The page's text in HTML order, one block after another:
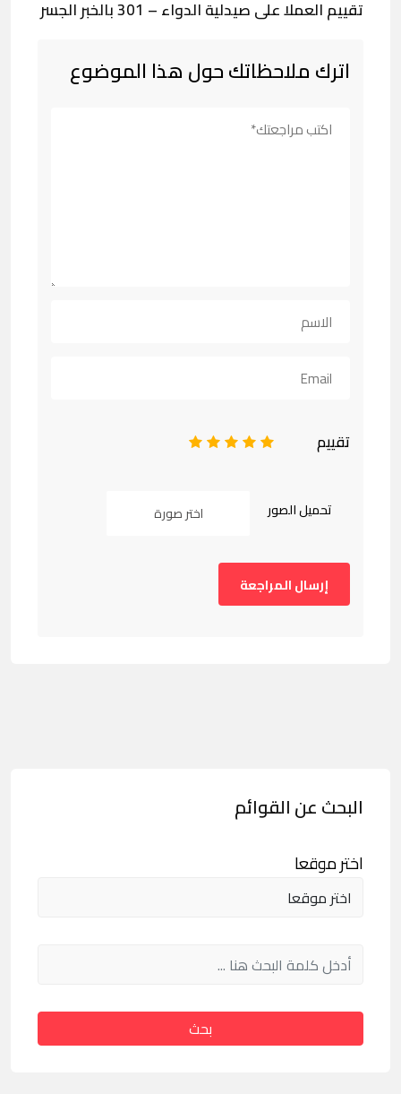
تقييم العملا على صيدلية الدواء – 301 بالخبر الجسر
اترك ملاحظاتك حول هذا الموضوع
تقييم 5
4
3
2
تحميل الصور اختر صورة
البحث عن القوائم
اختر موقعا
بحث